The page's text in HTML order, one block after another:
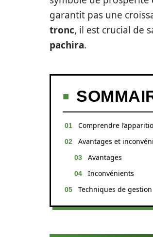
garantit pas une
tronc, il est crucial de
pachira.
Comprendre
Avantages et
Avantages
Inconvénients
Techniques de gestion